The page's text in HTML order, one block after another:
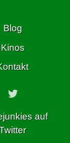
Blog
Kinos
auf